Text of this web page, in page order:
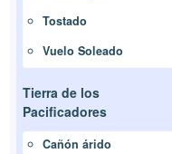
Tostado
Vuelo Soleado
Tierra de los
Pacificadores
Cañón árido